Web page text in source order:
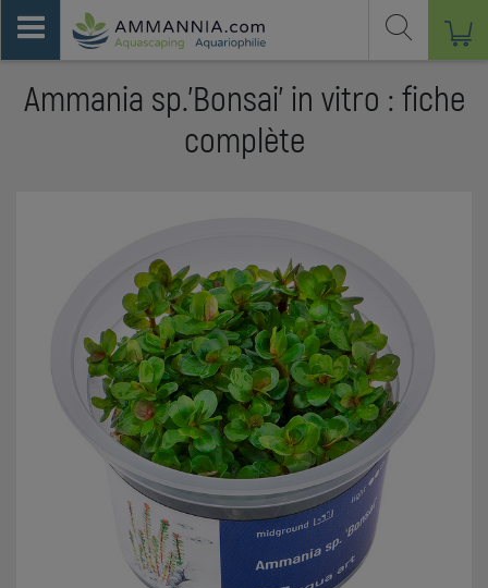
Ammania sp.'Bonsai' in vitro : fiche
complète